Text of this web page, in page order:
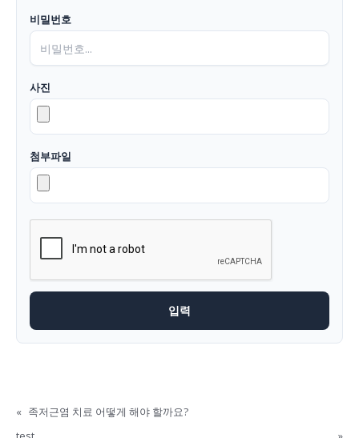
비밀번호
사진
첨부파일
« 족저근염 치료 어떻게 해야 할까요?